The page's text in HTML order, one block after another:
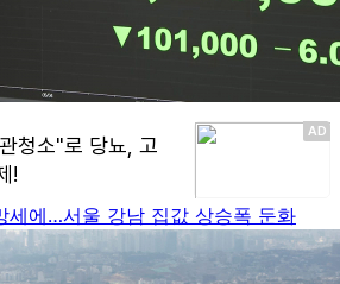
세에…서울 강남 집값 상승폭 둔화